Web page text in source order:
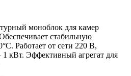
моноблок для камер
стабильную
Работает от сети 220 В,
кВт. Эффективный агрегат для